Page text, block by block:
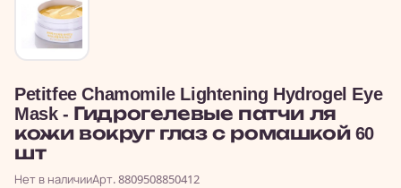
Petitfee Chamomile Lightening Hydrogel Eye
Mask - Гидрогелевые патчи ля
кожи вокруг глаз с ромашкой 60
шт
Нет в наличииАрт. 8809508850412